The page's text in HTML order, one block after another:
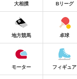
大相撲 Bリーグ
地方競馬 卓球
モーター フィギュア